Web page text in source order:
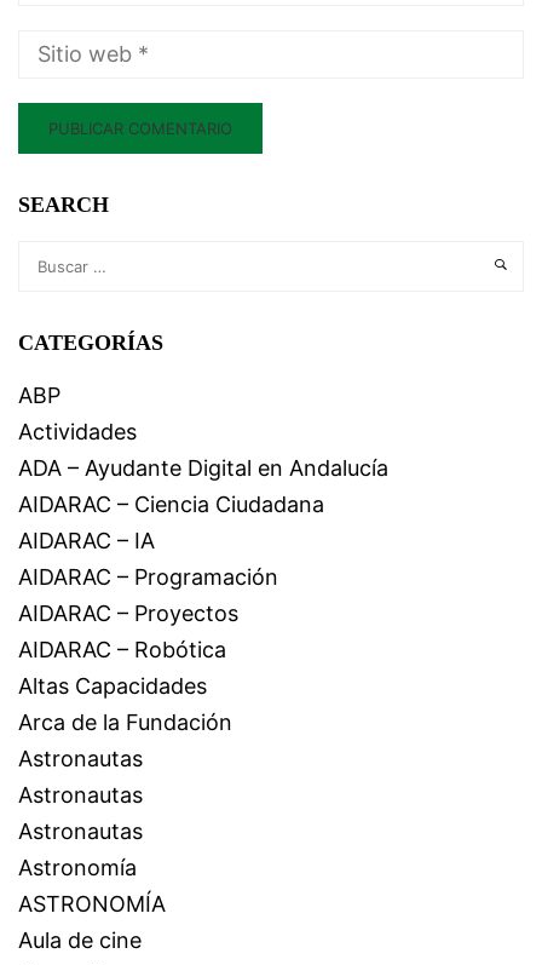
SEARCH
CATEGORÍAS
ABP
Actividades
ADA – Ayudante Digital en Andalucía
AIDARAC – Ciencia Ciudadana
AIDARAC – IA
AIDARAC – Programación
AIDARAC – Proyectos
AIDARAC – Robótica
Altas Capacidades
Arca de la Fundación
Astronautas
Astronautas
Astronautas
Astronomía
ASTRONOMÍA
Aula de cine